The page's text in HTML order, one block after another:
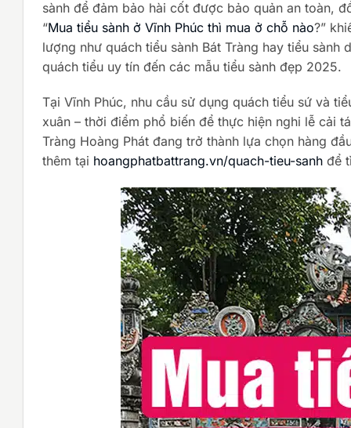
sành để đảm bảo hài cốt được bảo quản an toàn,
“Mua tiểu sành ở Vĩnh Phúc thì mua ở chỗ nào?”
lượng như quách tiểu sành Bát Tràng hay tiểu
quách tiểu uy tín đến các mẫu tiểu sành đẹp 2025.
Tại Vĩnh Phúc, nhu cầu sử dụng quách tiểu sứ và
xuân – thời điểm phổ biến để thực hiện nghi lễ cải
Tràng Hoàng Phát đang trở thành lựa chọn hàng
thêm tại hoangphatbattrang.vn/quach-tieu-sanh để